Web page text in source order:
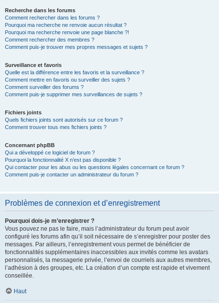
Recherche dans les forums
Comment rechercher dans les forums ?
Pourquoi ma recherche ne renvoie aucun résultat ?
Pourquoi ma recherche renvoie une page blanche ?!
Comment rechercher des membres ?
Comment puis-je trouver mes propres messages et sujets ?
Surveillance et favoris
Quelle est la différence entre les favoris et la surveillance ?
Comment mettre en favoris ou surveiller des sujets ?
Comment surveiller des forums ?
Comment puis-je supprimer mes surveillances de sujets ?
Fichiers joints
Quels fichiers joints sont autorisés sur ce forum ?
Comment trouver tous mes fichiers joints ?
Concernant phpBB
Qui a développé ce logiciel de forum ?
Pourquoi la fonctionnalité X n’est pas disponible ?
Qui contacter pour les abus ou les questions légales concernant ce forum ?
Comment puis-je contacter un administrateur du forum ?
Problèmes de connexion et d’enregistrement
Pourquoi dois-je m’enregistrer ?
Vous pouvez ne pas le faire, mais l’administrateur du forum peut avoir
configuré les forums afin qu’il soit nécessaire de s’enregistrer pour poster des
messages. Par ailleurs, l’enregistrement vous permet de bénéficier de
fonctionnalités supplémentaires inaccessibles aux invités comme les avatars
personnalisés, la messagerie privée, l’envoi de courriels aux autres membres,
l’adhésion à des groupes, etc. La création d’un compte est rapide et vivement
conseillée.
Haut